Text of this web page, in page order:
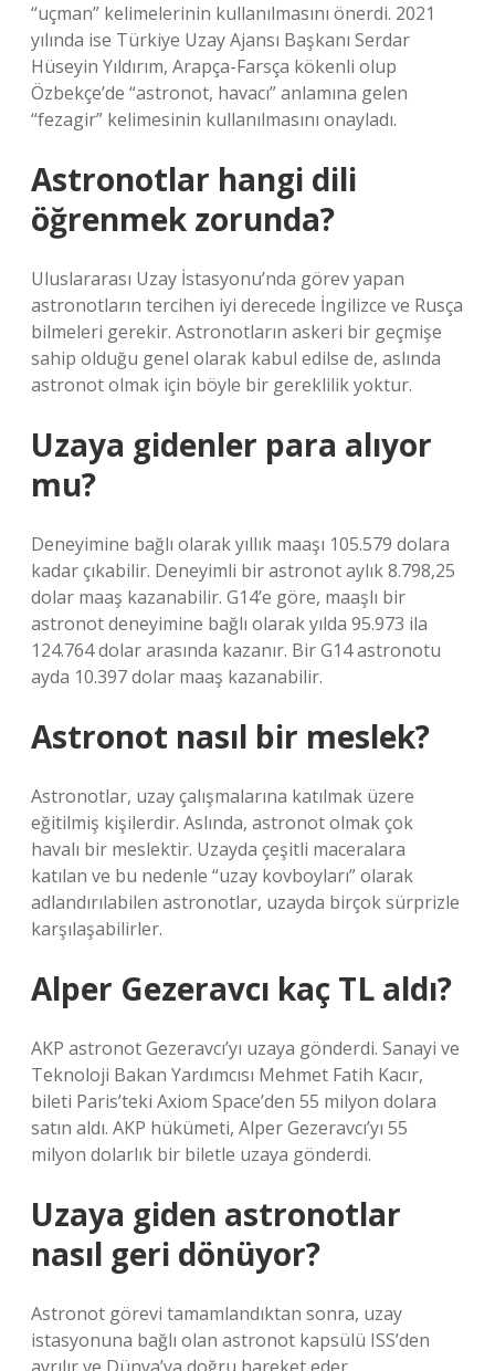
“uçman” kelimelerinin kullanılmasını önerdi. 2021
yılında ise Türkiye Uzay Ajansı Başkanı Serdar
Hüseyin Yıldırım, Arapça-Farsça kökenli olup
Özbekçe’de “astronot, havacı” anlamına gelen
“fezagir” kelimesinin kullanılmasını onayladı.
Astronotlar hangi dili
öğrenmek zorunda?
Uluslararası Uzay İstasyonu’nda görev yapan
astronotların tercihen iyi derecede İngilizce ve Rusça
bilmeleri gerekir. Astronotların askeri bir geçmişe
sahip olduğu genel olarak kabul edilse de, aslında
astronot olmak için böyle bir gereklilik yoktur.
Uzaya gidenler para alıyor
mu?
Deneyimine bağlı olarak yıllık maaşı 105.579 dolara
kadar çıkabilir. Deneyimli bir astronot aylık 8.798,25
dolar maaş kazanabilir. G14’e göre, maaşlı bir
astronot deneyimine bağlı olarak yılda 95.973 ila
124.764 dolar arasında kazanır. Bir G14 astronotu
ayda 10.397 dolar maaş kazanabilir.
Astronot nasıl bir meslek?
Astronotlar, uzay çalışmalarına katılmak üzere
eğitilmiş kişilerdir. Aslında, astronot olmak çok
havalı bir meslektir. Uzayda çeşitli maceralara
katılan ve bu nedenle “uzay kovboyları” olarak
adlandırılabilen astronotlar, uzayda birçok sürprizle
karşılaşabilirler.
Alper Gezeravcı kaç TL aldı?
AKP astronot Gezeravcı’yı uzaya gönderdi. Sanayi ve
Teknoloji Bakan Yardımcısı Mehmet Fatih Kacır,
bileti Paris’teki Axiom Space’den 55 milyon dolara
satın aldı. AKP hükümeti, Alper Gezeravcı’yı 55
milyon dolarlık bir biletle uzaya gönderdi.
Uzaya giden astronotlar
nasıl geri dönüyor?
Astronot görevi tamamlandıktan sonra, uzay
istasyonuna bağlı olan astronot kapsülü ISS’den